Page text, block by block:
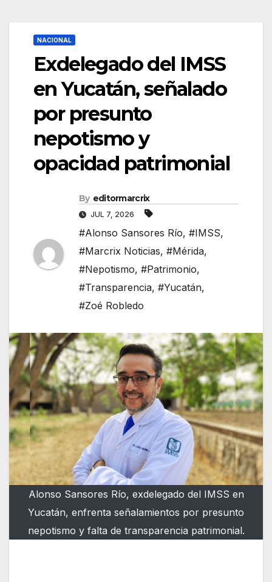
NACIONAL
Exdelegado del IMSS
en Yucatán, señalado
por presunto
nepotismo y
opacidad patrimonial
By editormarcrix
JUL 7, 2026
#Alonso Sansores Río, #IMSS,
#Marcrix Noticias, #Mérida,
#Nepotismo, #Patrimonio,
#Transparencia, #Yucatán,
#Zoé Robledo
Alonso Sansores Río, exdelegado del IMSS en
Yucatán, enfrenta señalamientos por presunto
nepotismo y falta de transparencia patrimonial.